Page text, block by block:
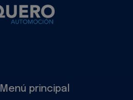
Menú principal